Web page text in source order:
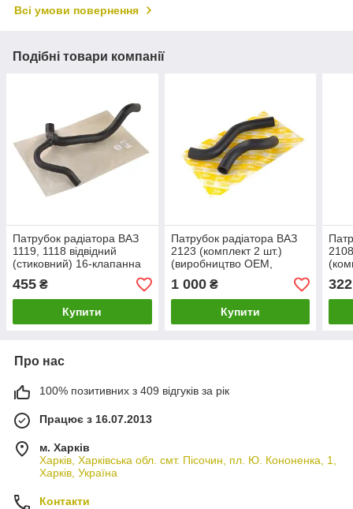
Всі умови повернення
Подібні товари компанії
Патрубок радіатора ВАЗ
1119, 1118 відвідний
(стиковний) 16-клапанна
455 ₴
Купити
Патрубок радіатора ВАЗ
2123 (комплект 2 шт.)
(виробництво OEM,
1 000₴
Купити
322
Про нас
100% позитивних з 409 відгуків за рік
Працює з 16.07.2013
м. Харків
Харків, Харківська обл. смт. Пісочин, пл. Ю. Кононенка, 1,
Харків, Україна
Контакти